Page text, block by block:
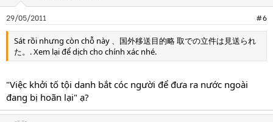
29/05/2011 #6
Sát rồi nhưng còn chỗ này 、国外移送目的略 取での立件は見送られ
た。. Xem lại để dịch cho chính xác nhé.
"Việc khởi tố tội danh bắt cóc người để đưa ra nước ngoài
đang bị hoãn lại" ạ?